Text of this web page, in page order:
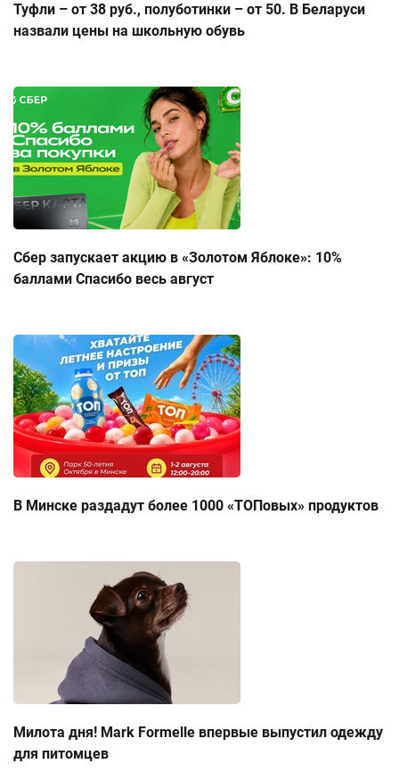
Туфли – от 38 руб., полуботинки – от 50. В Беларуси
назвали цены на школьную обувь
Сбер запускает акцию в «Золотом Яблоке»: 10%
баллами Спасибо весь август
В Минске раздадут более 1000 «ТОПовых» продуктов
Милота дня! Mark Formelle впервые выпустил одежду
для питомцев